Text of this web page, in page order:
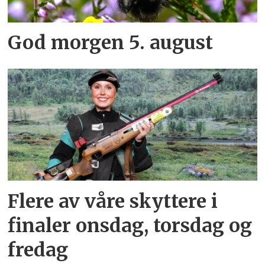
God morgen 5. august
Flere av våre skyttere i
finaler onsdag, torsdag og
fredag